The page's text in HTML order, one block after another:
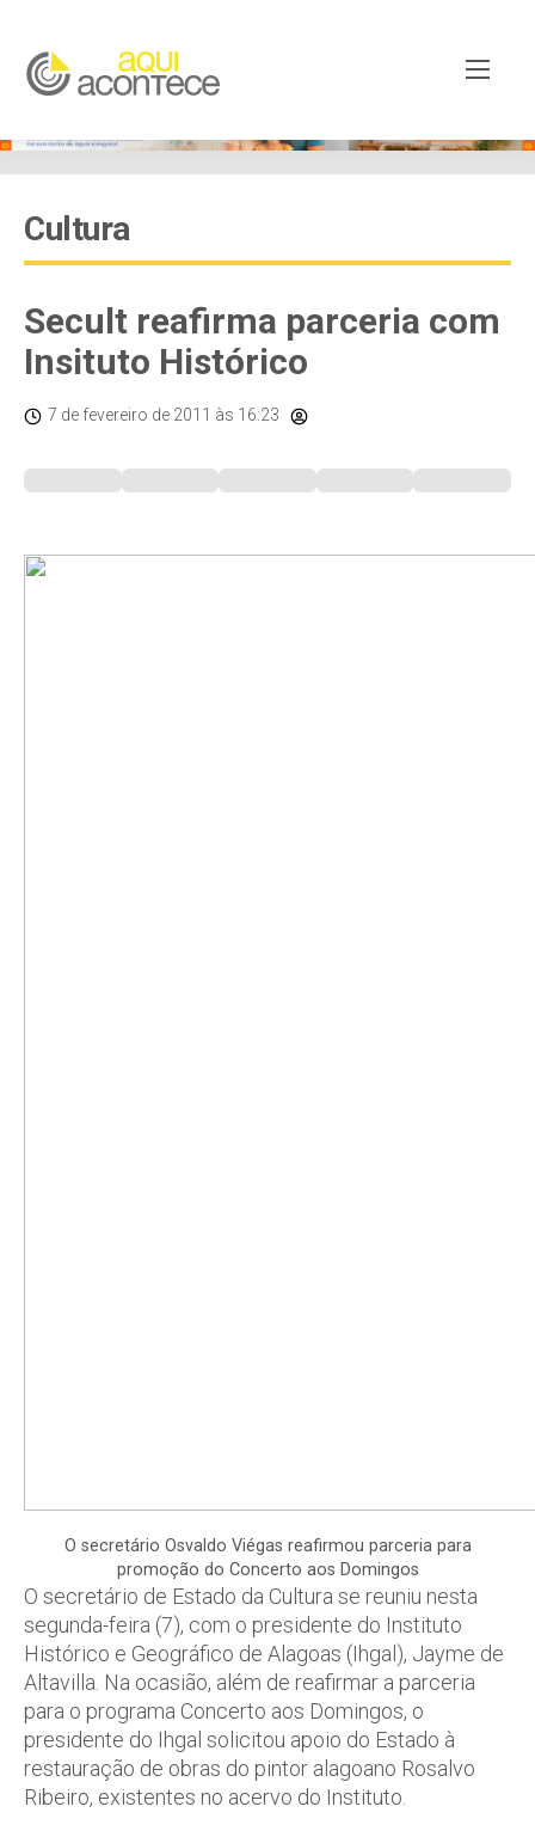
Cultura
Secult reafirma parceria com
Insituto Histórico
7 de fevereiro de 2011 às 16:23
O secretário Osvaldo Viégas reafirmou parceria para
promoção do Concerto aos Domingos
O secretário de Estado da Cultura se reuniu nesta
segunda-feira (7), com o presidente do Instituto
Histórico e Geográfico de Alagoas (Ihgal), Jayme de
Altavilla. Na ocasião, além de reafirmar a parceria
para o programa Concerto aos Domingos, o
presidente do Ihgal solicitou apoio do Estado à
restauração de obras do pintor alagoano Rosalvo
Ribeiro, existentes no acervo do Instituto.